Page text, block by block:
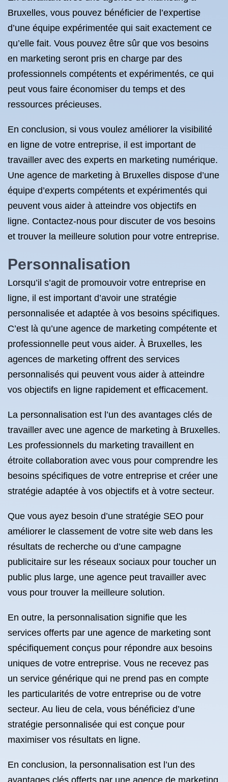
Bruxelles, vous pouvez bénéficier de l’expertise
d’une équipe expérimentée qui sait exactement ce
qu’elle fait. Vous pouvez être sûr que vos besoins
en marketing seront pris en charge par des
professionnels compétents et expérimentés, ce qui
peut vous faire économiser du temps et des
ressources précieuses.
En conclusion, si vous voulez améliorer la visibilité
en ligne de votre entreprise, il est important de
travailler avec des experts en marketing numérique.
Une agence de marketing à Bruxelles dispose d’une
équipe d’experts compétents et expérimentés qui
peuvent vous aider à atteindre vos objectifs en
ligne. Contactez-nous pour discuter de vos besoins
et trouver la meilleure solution pour votre entreprise.
Personnalisation
Lorsqu’il s’agit de promouvoir votre entreprise en
ligne, il est important d’avoir une stratégie
personnalisée et adaptée à vos besoins spécifiques.
C’est là qu’une agence de marketing compétente et
professionnelle peut vous aider. À Bruxelles, les
agences de marketing offrent des services
personnalisés qui peuvent vous aider à atteindre
vos objectifs en ligne rapidement et efficacement.
La personnalisation est l’un des avantages clés de
travailler avec une agence de marketing à Bruxelles.
Les professionnels du marketing travaillent en
étroite collaboration avec vous pour comprendre les
besoins spécifiques de votre entreprise et créer une
stratégie adaptée à vos objectifs et à votre secteur.
Que vous ayez besoin d’une stratégie SEO pour
améliorer le classement de votre site web dans les
résultats de recherche ou d’une campagne
publicitaire sur les réseaux sociaux pour toucher un
public plus large, une agence peut travailler avec
vous pour trouver la meilleure solution.
En outre, la personnalisation signifie que les
services offerts par une agence de marketing sont
spécifiquement conçus pour répondre aux besoins
uniques de votre entreprise. Vous ne recevez pas
un service générique qui ne prend pas en compte
les particularités de votre entreprise ou de votre
secteur. Au lieu de cela, vous bénéficiez d’une
stratégie personnalisée qui est conçue pour
maximiser vos résultats en ligne.
En conclusion, la personnalisation est l’un des
avantages clés offerts par une agence de marketing